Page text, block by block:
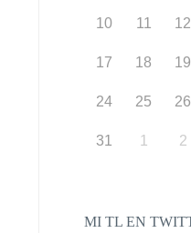
10 11 12
17 18 19
24 25 26
31 1 2
MI TL EN